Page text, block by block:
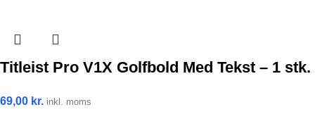
Titleist Pro V1X Golfbold Med Tekst – 1 stk.
69,00 kr. inkl. moms